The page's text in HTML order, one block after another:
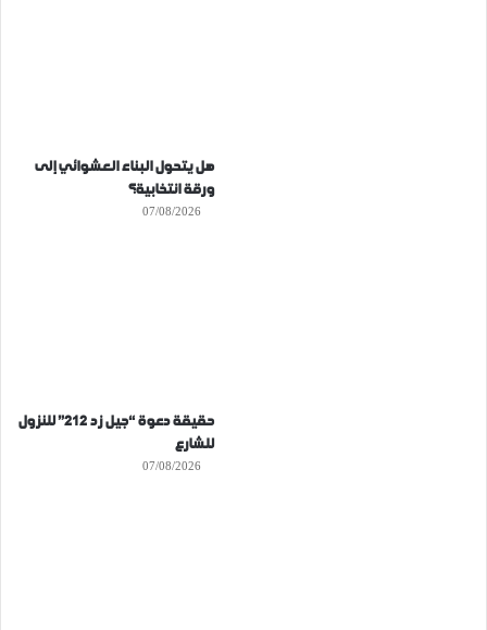
هل يتحول البناء العشوائي إلى
ورقة انتخابية؟
07/08/2026
حقيقة دعوة “جيل زد 212” للنزول
للشارع
07/08/2026